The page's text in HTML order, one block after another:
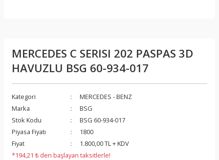
MERCEDES C SERISI 202 PASPAS 3D
HAVUZLU BSG 60-934-017
Kategori
MERCEDES - BENZ
Marka
BSG
Stok Kodu
BSG 60-934-017
Piyasa Fiyatı
1800
Fiyat
1.800,00 TL + KDV
*194,21 ₺ den başlayan taksitlerle!